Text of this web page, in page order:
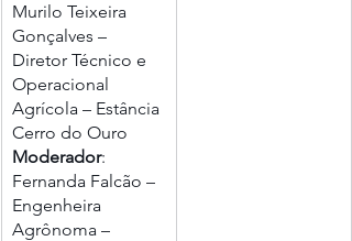
Murilo Teixeira
Gonçalves –
Diretor Técnico e
Operacional
Agrícola – Estância
Cerro do Ouro
Moderador:
Fernanda Falcão –
Engenheira
Agrônoma –